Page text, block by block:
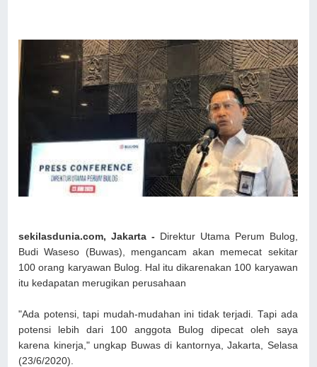
sekilasdunia.com, Jakarta - Direktur Utama Perum Bulog,
Budi Waseso (Buwas), mengancam akan memecat sekitar
100 orang karyawan Bulog. Hal itu dikarenakan 100 karyawan
itu kedapatan merugikan perusahaan
"Ada potensi, tapi mudah-mudahan ini tidak terjadi. Tapi ada
potensi lebih dari 100 anggota Bulog dipecat oleh saya
karena kinerja," ungkap Buwas di kantornya, Jakarta, Selasa
(23/6/2020).